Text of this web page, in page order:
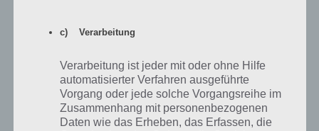
Grau-Ton – Art Thron mit Schwertern
TV &
Filme
Thrones
Tripod (dreibeiniger ausserirdischer
TV &
Krieg der
c) Verarbeitung
Verarbeitung ist jeder mit oder ohne Hilfe
automatisierter Verfahren ausgeführte
Vorgang oder jede solche Vorgangsreihe im
Zusammenhang mit personenbezogenen
Daten wie das Erheben, das Erfassen, die